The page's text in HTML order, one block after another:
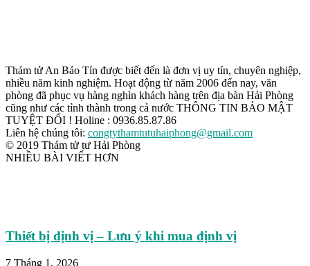
Thám tử An Bảo Tín được biết đến là đơn vị uy tín, chuyên nghiệp,
nhiều năm kinh nghiệm. Hoạt động từ năm 2006 đến nay, văn
phòng đã phục vụ hàng nghìn khách hàng trên địa bàn Hải Phòng
cũng như các tỉnh thành trong cả nước THÔNG TIN BẢO MẬT
TUYỆT ĐỐI ! Holine : 0936.85.87.86
Liên hệ chúng tôi: congtythamtutuhaiphong@gmail.com
© 2019 Thám tử tư Hải Phòng
NHIỀU BÀI VIẾT HƠN
Thiết bị định vị – Lưu ý khi mua định vị
7 Tháng 1, 2026